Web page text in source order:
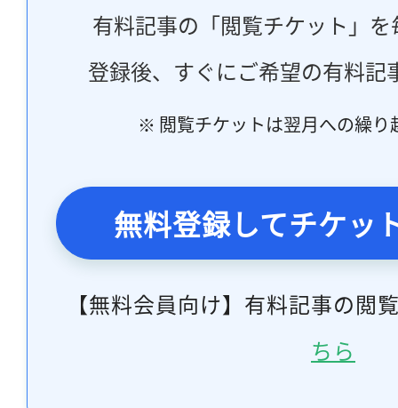
有料記事の「閲覧チケット」
登録後、すぐにご希望の有料記
※ 閲覧チケットは翌月への繰り
無料登録してチケッ
【無料会員向け】有料記事の閲
ちら